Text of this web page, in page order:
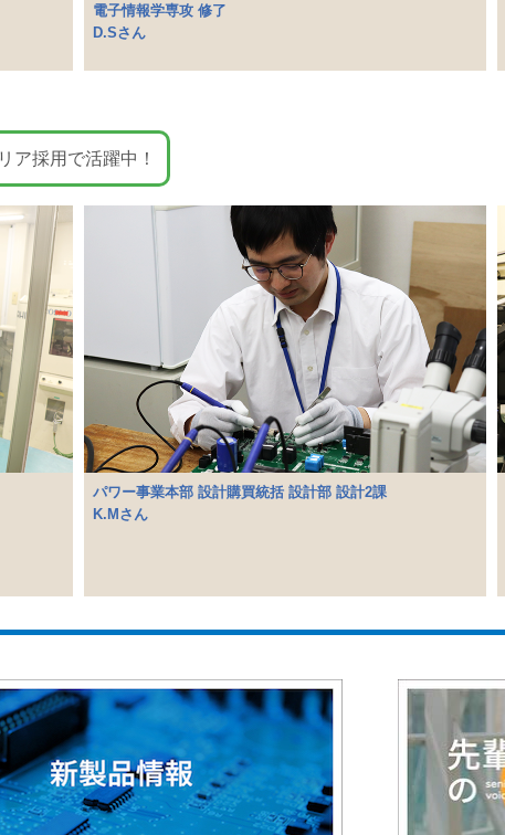
電子情報学専攻 修了
D.Sさん
ア採用で活躍中！
パワー事業本部 設計購買統括 設計部 設計2課
K.Mさん